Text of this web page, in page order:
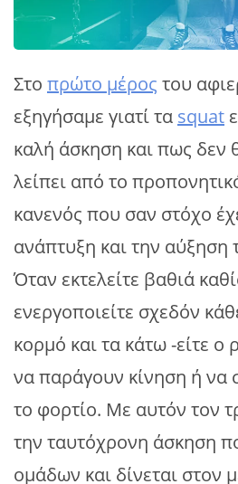
Στο πρώτο μέρος του
εξηγήσαμε γιατί τα squat
καλή άσκηση και πως δεν
λείπει από το
κανενός που σαν στόχο
ανάπτυξη και την αύξηση
Όταν εκτελείτε βαθιά
ενεργοποιείτε σχεδόν
κορμό και τα κάτω -είτε ο
να παράγουν κίνηση ή να
το φορτίο. Με αυτόν τον
την ταυτόχρονη άσκηση
ομάδων και δίνεται στον